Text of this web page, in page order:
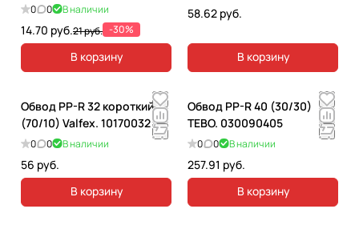
0 0 В наличии
14.70 руб.21 руб. -30%
В корзину
58.62 руб.
В корзину
Обвод PP-R 32 короткий
(70/10) Valfex. 10170032
0 0 В наличии
56 руб.
В корзину
Обвод PP-R 40 (30/30)
TEBO. 030090405
0 0 В наличии
257.91 руб.
В корзину